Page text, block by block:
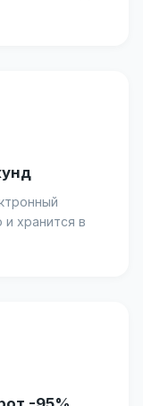
и хранится в